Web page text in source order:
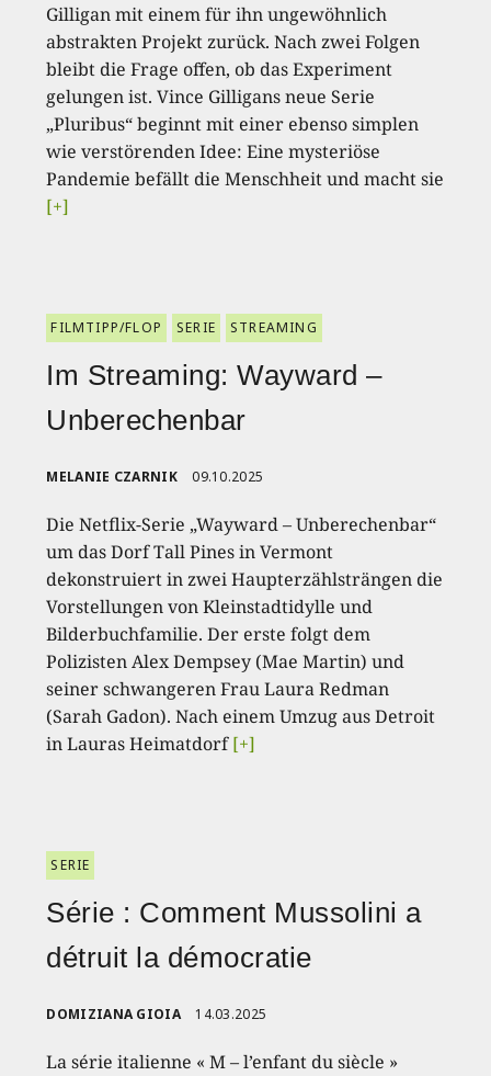
Gilligan mit einem für ihn ungewöhnlich
abstrakten Projekt zurück. Nach zwei Folgen
bleibt die Frage offen, ob das Experiment
gelungen ist. Vince Gilligans neue Serie
„Pluribus“ beginnt mit einer ebenso simplen
wie verstörenden Idee: Eine mysteriöse
Pandemie befällt die Menschheit und macht sie
[+]
FILMTIPP/FLOP SERIE STREAMING
Im Streaming: Wayward –
Unberechenbar
MELANIE CZARNIK 09.10.2025
Die Netflix-Serie „Wayward – Unberechenbar“
um das Dorf Tall Pines in Vermont
dekonstruiert in zwei Haupterzählsträngen die
Vorstellungen von Kleinstadtidylle und
Bilderbuchfamilie. Der erste folgt dem
Polizisten Alex Dempsey (Mae Martin) und
seiner schwangeren Frau Laura Redman
(Sarah Gadon). Nach einem Umzug aus Detroit
in Lauras Heimatdorf[+]
SERIE
Série : Comment Mussolini a
détruit la démocratie
DOMIZIANA GIOIA 14.03.2025
La série italienne « M – l’enfant du siècle »